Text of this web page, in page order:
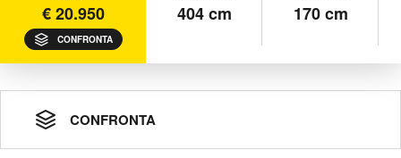
€ 20.950
CONFRONTA
404 cm 170 cm
CONFRONTA